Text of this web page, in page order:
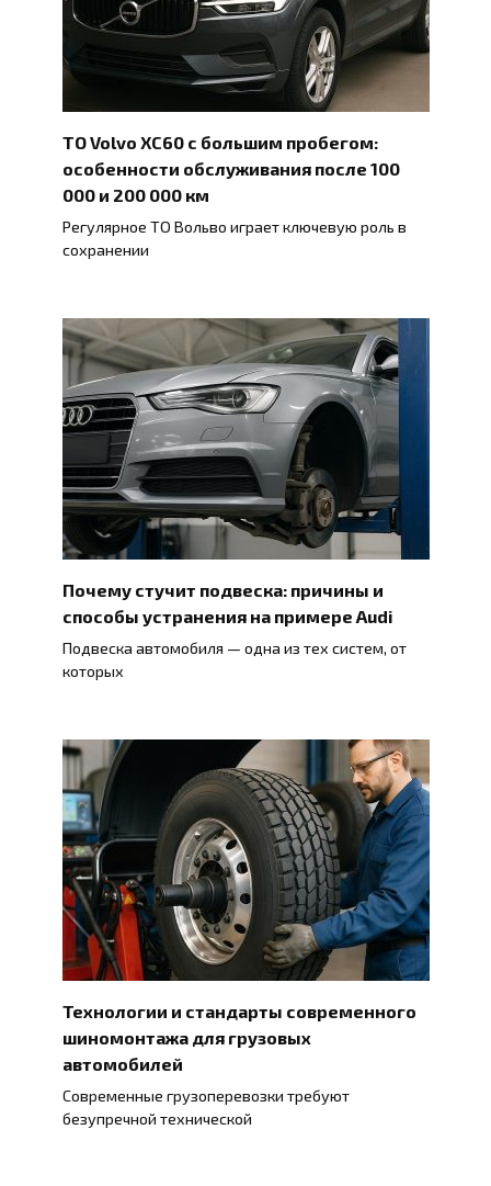
ТО Volvo XC60 с большим пробегом:
особенности обслуживания после 100
000 и 200 000 км
Регулярное ТО Вольво играет ключевую роль в
сохранении
Почему стучит подвеска: причины и
способы устранения на примере Audi
Подвеска автомобиля — одна из тех систем, от
которых
Технологии и стандарты современного
шиномонтажа для грузовых
автомобилей
Современные грузоперевозки требуют
безупречной технической